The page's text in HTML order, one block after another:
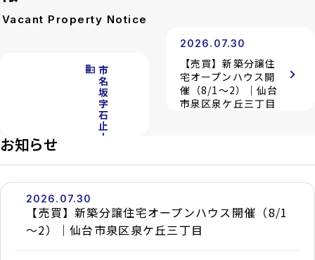
Vacant Property Notice
domain 市
名
坂
字
石
止
土
location_on 宮
県
台
市
泉
区
2026.07.30
【売買】新築分譲住
宅オープンハウス開
催（8/1～2）｜仙台
市泉区泉ケ丘三丁目
にご注意ください
お知らせ
2026.07.30
【売買】新築分譲住宅オープンハウス開催（8/1
～2）｜仙台市泉区泉ケ丘三丁目